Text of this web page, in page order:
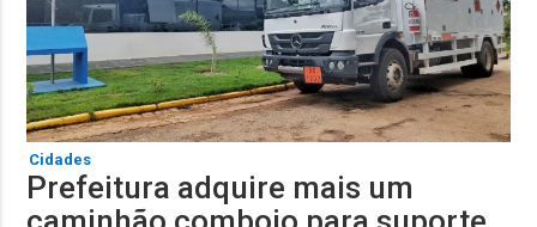
Cidades
Prefeitura adquire mais um